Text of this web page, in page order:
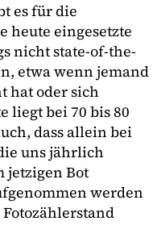
es für die
heute eingesetzte
nicht state-of-the-
etwa wenn jemand
hat oder sich
liegt bei 70 bis 80
dass allein bei
uns jährlich
jetzigen Bot
werden